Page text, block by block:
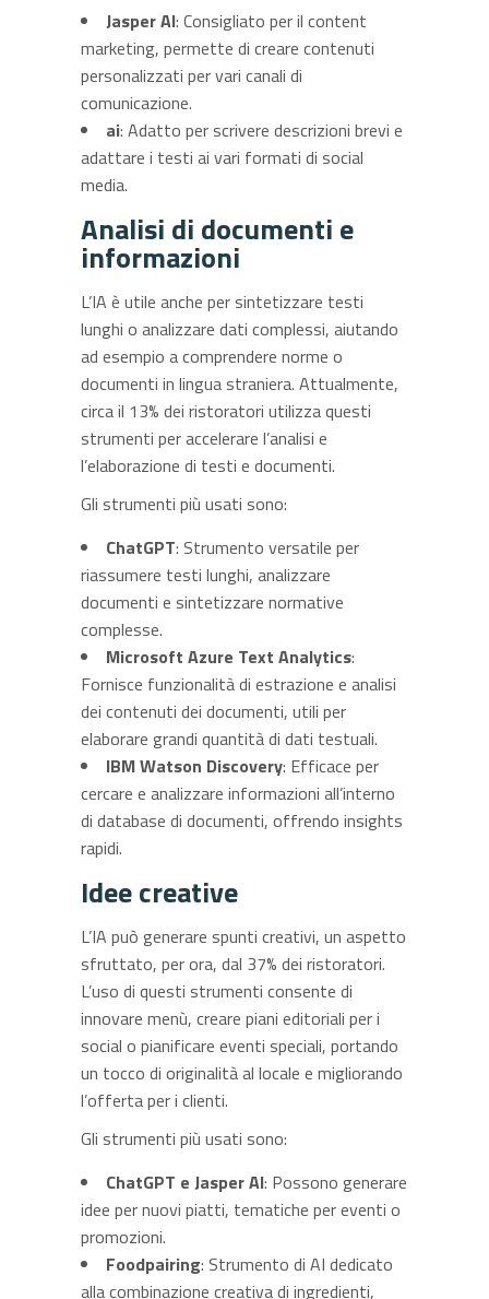
Jasper AI: Consigliato per il content
marketing, permette di creare contenuti
personalizzati per vari canali di
comunicazione.
ai: Adatto per scrivere descrizioni brevi e
adattare i testi ai vari formati di social
media.
Analisi di documenti e
informazioni
L’IA è utile anche per sintetizzare testi
lunghi o analizzare dati complessi, aiutando
ad esempio a comprendere norme o
documenti in lingua straniera. Attualmente,
circa il 13% dei ristoratori utilizza questi
strumenti per accelerare l’analisi e
l’elaborazione di testi e documenti.
Gli strumenti più usati sono:
ChatGPT: Strumento versatile per
riassumere testi lunghi, analizzare
documenti e sintetizzare normative
complesse.
Microsoft Azure Text Analytics:
Fornisce funzionalità di estrazione e analisi
dei contenuti dei documenti, utili per
elaborare grandi quantità di dati testuali.
IBM Watson Discovery: Efficace per
cercare e analizzare informazioni all’interno
di database di documenti, offrendo insights
rapidi.
Idee creative
L’IA può generare spunti creativi, un aspetto
sfruttato, per ora, dal 37% dei ristoratori.
L’uso di questi strumenti consente di
innovare menù, creare piani editoriali per i
social o pianificare eventi speciali, portando
un tocco di originalità al locale e migliorando
l’offerta per i clienti.
Gli strumenti più usati sono:
ChatGPT e Jasper AI: Possono generare
idee per nuovi piatti, tematiche per eventi o
promozioni.
Foodpairing: Strumento di AI dedicato
alla combinazione creativa di ingredienti,